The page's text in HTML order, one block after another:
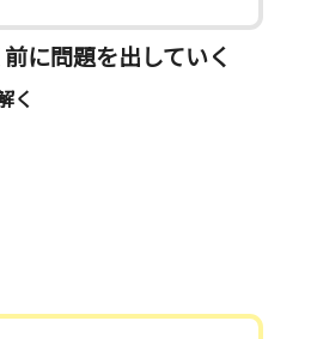
に問題を出していく
く